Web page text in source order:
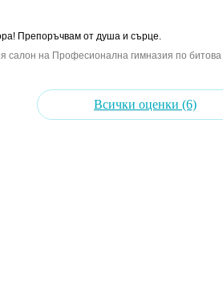
Препоръчвам от душа и сърце.
салон на Професионална гимназия по
Всички оценки (6)